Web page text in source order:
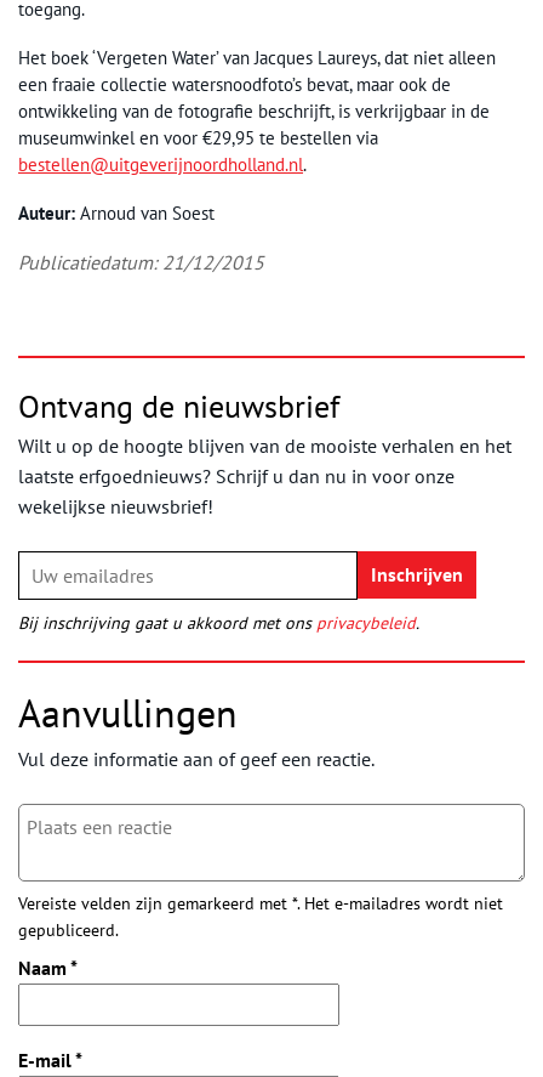
toegang.
Het boek ‘Vergeten Water’ van Jacques Laureys, dat niet alleen
een fraaie collectie watersnoodfoto’s bevat, maar ook de
ontwikkeling van de fotografie beschrijft, is verkrijgbaar in de
museumwinkel en voor €29,95 te bestellen via
bestellen@uitgeverijnoordholland.nl.
Auteur: Arnoud van Soest
Publicatiedatum: 21/12/2015
Ontvang de nieuwsbrief
Wilt u op de hoogte blijven van de mooiste verhalen en het
laatste erfgoednieuws? Schrijf u dan nu in voor onze
wekelijkse nieuwsbrief!
Bij inschrijving gaat u akkoord met ons privacybeleid.
Aanvullingen
Vul deze informatie aan of geef een reactie.
Vereiste velden zijn gemarkeerd met *. Het e-mailadres wordt niet
gepubliceerd.
Naam *
E-mail*